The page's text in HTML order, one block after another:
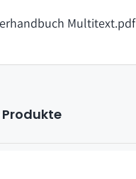
Multitext.pdf